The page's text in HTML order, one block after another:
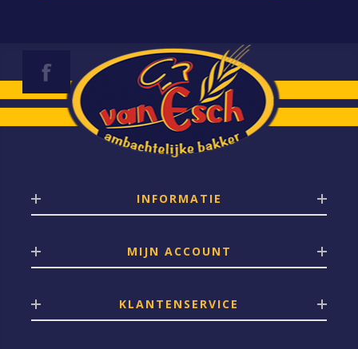
INFORMATIE
MIJN ACCOUNT
KLANTENSERVICE